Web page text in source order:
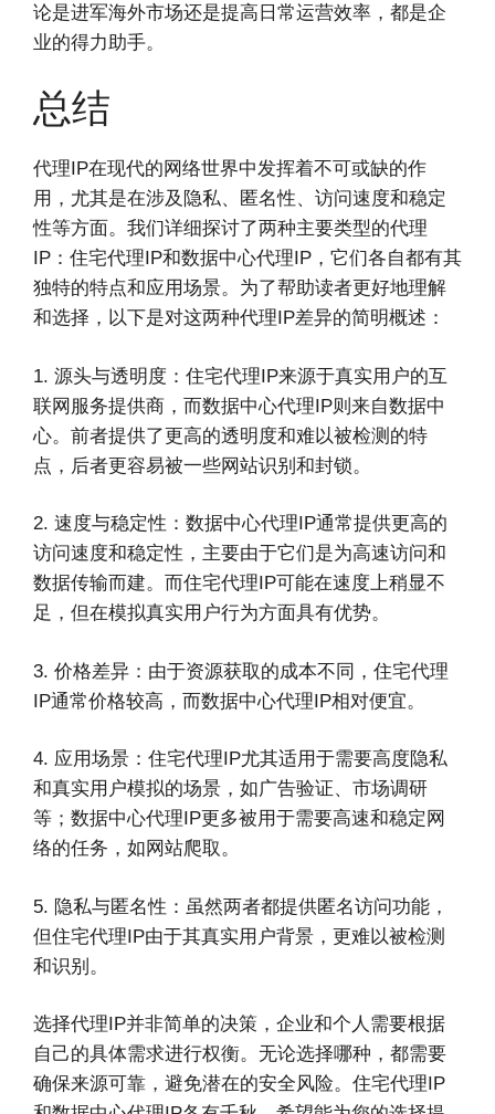
论是进军海外市场还是提高日常运营效率，都是企
业的得力助手。
总结
代理IP在现代的网络世界中发挥着不可或缺的作
用，尤其是在涉及隐私、匿名性、访问速度和稳定
性等方面。我们详细探讨了两种主要类型的代理
IP：住宅代理IP和数据中心代理IP，它们各自都有其
独特的特点和应用场景。为了帮助读者更好地理解
和选择，以下是对这两种代理IP差异的简明概述：
1. 源头与透明度：住宅代理IP来源于真实用户的互
联网服务提供商，而数据中心代理IP则来自数据中
心。前者提供了更高的透明度和难以被检测的特
点，后者更容易被一些网站识别和封锁。
2. 速度与稳定性：数据中心代理IP通常提供更高的
访问速度和稳定性，主要由于它们是为高速访问和
数据传输而建。而住宅代理IP可能在速度上稍显不
足，但在模拟真实用户行为方面具有优势。
3. 价格差异：由于资源获取的成本不同，住宅代理
IP通常价格较高，而数据中心代理IP相对便宜。
4. 应用场景：住宅代理IP尤其适用于需要高度隐私
和真实用户模拟的场景，如广告验证、市场调研
等；数据中心代理IP更多被用于需要高速和稳定网
络的任务，如网站爬取。
5. 隐私与匿名性：虽然两者都提供匿名访问功能，
但住宅代理IP由于其真实用户背景，更难以被检测
和识别。
选择代理IP并非简单的决策，企业和个人需要根据
自己的具体需求进行权衡。无论选择哪种，都需要
确保来源可靠，避免潜在的安全风险。住宅代理IP